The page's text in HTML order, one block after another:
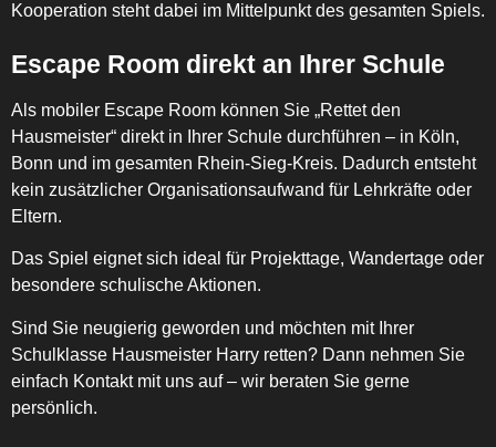
Kooperation steht dabei im Mittelpunkt des gesamten Spiels.
Escape Room direkt an Ihrer Schule
Als mobiler Escape Room können Sie „Rettet den
Hausmeister“ direkt in Ihrer Schule durchführen – in Köln,
Bonn und im gesamten Rhein-Sieg-Kreis. Dadurch entsteht
kein zusätzlicher Organisationsaufwand für Lehrkräfte oder
Eltern.
Das Spiel eignet sich ideal für Projekttage, Wandertage oder
besondere schulische Aktionen.
Sind Sie neugierig geworden und möchten mit Ihrer
Schulklasse Hausmeister Harry retten? Dann nehmen Sie
einfach Kontakt mit uns auf – wir beraten Sie gerne
persönlich.